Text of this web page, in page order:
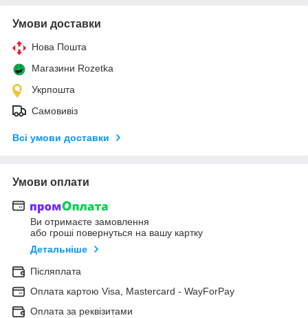
Умови доставки
Нова Пошта
Магазини Rozetka
Укрпошта
Самовивіз
Всі умови доставки
Умови оплати
Ви отримаєте замовлення
або гроші повернуться на вашу картку
Детальніше
Післяплата
Оплата картою Visa, Mastercard - WayForPay
Оплата за реквізитами